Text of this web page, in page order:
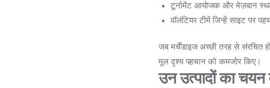
टूर्नामेंट आयोजक और मेज़बान
वॉलंटियर टीमें जिन्हें साइट पर
जब मर्चेंडाइज अच्छी तरह से संरचित
मूल दृश्य पहचान को कमजोर किए।
उन उत्पादों का